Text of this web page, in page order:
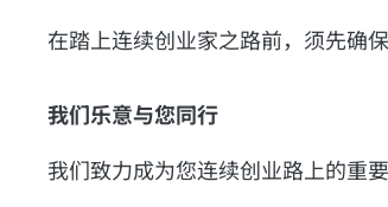
在踏上连续创业家之路前，须先确
我们乐意与您同行
我们致力成为您连续创业路上的重